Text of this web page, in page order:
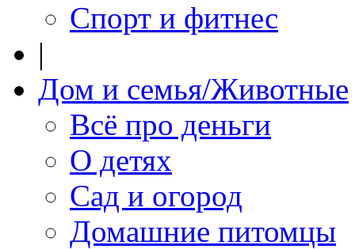
Спорт и фитнес
|
Дом и семья/Животные
Всё про деньги
О детях
Сад и огород
Домашние питомцы